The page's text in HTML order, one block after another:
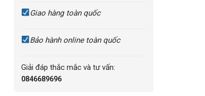
Giao hàng toàn quốc
Bảo hành online toàn quốc
Giải đáp thắc mắc và tư vấn:
0846689696